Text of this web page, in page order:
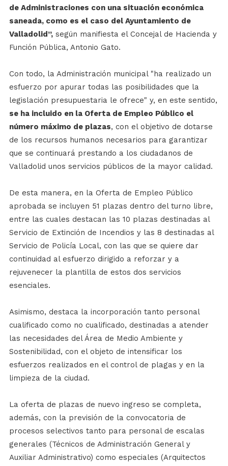
de Administraciones con una situación económica
saneada, como es el caso del Ayuntamiento de
Valladolid”,según manifiesta el Concejal de Hacienda y
Función Pública, Antonio Gato.
Con todo, la Administración municipal "ha realizado un
esfuerzo por apurar todas las posibilidades que la
legislación presupuestaria le ofrece" y, en este sentido,
se ha incluido en la Oferta de Empleo Público el
número máximo de plazas, con el objetivo de dotarse
de los recursos humanos necesarios para garantizar
que se continuará prestando a los ciudadanos de
Valladolid unos servicios públicos de la mayor calidad.
De esta manera, en la Oferta de Empleo Público
aprobada se incluyen 51 plazas dentro del turno libre,
entre las cuales destacan las 10 plazas destinadas al
Servicio de Extinción de Incendios y las 8 destinadas al
Servicio de Policía Local, con las que se quiere dar
continuidad al esfuerzo dirigido a reforzar y a
rejuvenecer la plantilla de estos dos servicios
esenciales.
Asimismo, destaca la incorporación tanto personal
cualificado como no cualificado, destinadas a atender
las necesidades del Área de Medio Ambiente y
Sostenibilidad, con el objeto de intensificar los
esfuerzos realizados en el control de plagas y en la
limpieza de la ciudad.
La oferta de plazas de nuevo ingreso se completa,
además, con la previsión de la convocatoria de
procesos selectivos tanto para personal de escalas
generales (Técnicos de Administración General y
Auxiliar Administrativo) como especiales (Arquitectos